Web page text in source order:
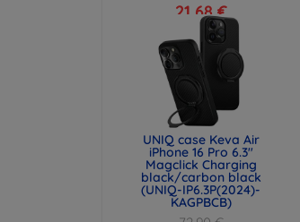
21,68 €
UNIQ case Keva Air
iPhone 16 Pro 6.3"
Magclick Charging
black/carbon black
(UNIQ-IP6.3P(2024)-
KAGPBCB)